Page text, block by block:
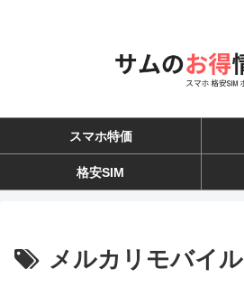
スマホ特価
格安SIM
メルカリモバイル